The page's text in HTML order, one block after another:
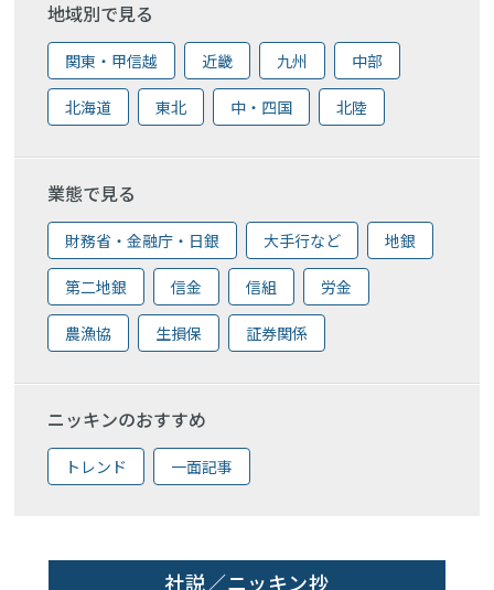
地域別で見る
関東・甲信越 近畿 九州 中部
北海道 東北 中・四国 北陸
業態で見る
財務省・金融庁・日銀 大手行など 地銀
第二地銀 信金 信組 労金
農漁協 生損保 証券関係
ニッキンのおすすめ
トレンド 一面記事
社説／ニッキン抄